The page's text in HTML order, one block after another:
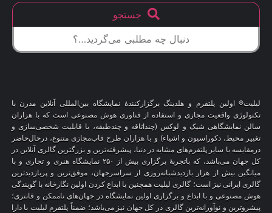
جستجو
لیلیت® اولین پلتفرم و هلدینگ برگزارکنندهٔ نمایشگاه بین‌المللی آنلاین مدرن با
تکنولوژی واقعیت مجازی و استفاده از فناوری هوش مصنوعی است که با هزاران
سالن نمایشگاهی شیک و لوکس (چنداتاقه و چندطبقه، با قابلیت شخصی‌سازی و
تغییر محیط، دکوراسیون و اشیاء) و با هزاران طرح قاب‌مجازی متنوع، درحال‌حاضر
درمقایسه با سایر پلتفرم‌های مشابه در دنیا، پیشرفته‌ترین و بزرگترین گالری آنلاین در
کل جهان می‌باشد، که باتجربهٔ برگزاری بیش از ۲۵۰ نمایشگاه هنری و تجاری و با
میانگین بیش از هزار بازدیدشبانه‌روزی از سراسرجهان، موفق‌ترین و پربازدیدترین
گالری ایرانی نیز است؛ گالری لیلیت همچنین با ابداع کردن اولین نگارخانه با گویندگی
هوش مصنوعی و با ابداع و برگزاری اولین نمایشگاه در جهان‌های ناممکن و فانتزی؛
پیشروترین و نوآورانه‌ترین گالری در کل جهان نیز می‌باشد؛ ضمناً پلتفرم لیلیت با دارا